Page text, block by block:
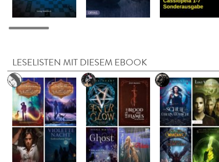
LESELISTEN MIT DIESEM EBOOK